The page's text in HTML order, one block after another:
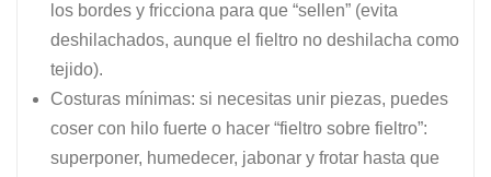
los bordes y fricciona para que “sellen” (evita
deshilachados, aunque el fieltro no deshilacha como
tejido).
Costuras mínimas: si necesitas unir piezas, puedes
coser con hilo fuerte o hacer “fieltro sobre fieltro”:
superponer, humedecer, jabonar y frotar hasta que